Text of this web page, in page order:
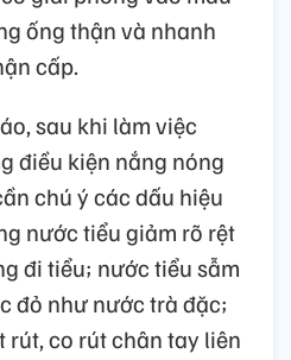
ống thận và nhanh
cấp.
sau khi làm việc
điều kiện nắng nóng
chú ý các dấu hiệu
nước tiểu giảm rõ rệt
đi tiểu; nước tiểu sẫm
đỏ như nước trà đặc;
rút, co rút chân tay liên